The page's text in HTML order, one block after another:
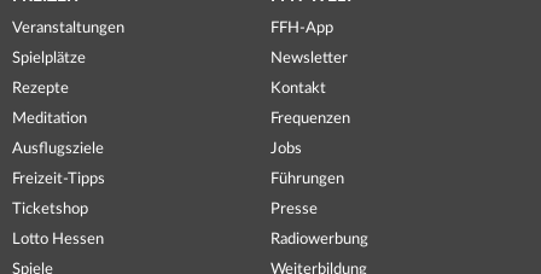
Veranstaltungen
Spielplätze
Rezepte
Meditation
Ausflugsziele
Freizeit-Tipps
Ticketshop
Lotto Hessen
Spiele
FFH-App
Newsletter
Kontakt
Frequenzen
Jobs
Führungen
Presse
Radiowerbung
Weiterbildung